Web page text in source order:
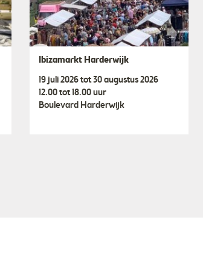
Ibizamarkt Harderwijk
19 juli 2026 tot 30 augustus 2026
12.00 tot 18.00 uur
Boulevard Harderwijk